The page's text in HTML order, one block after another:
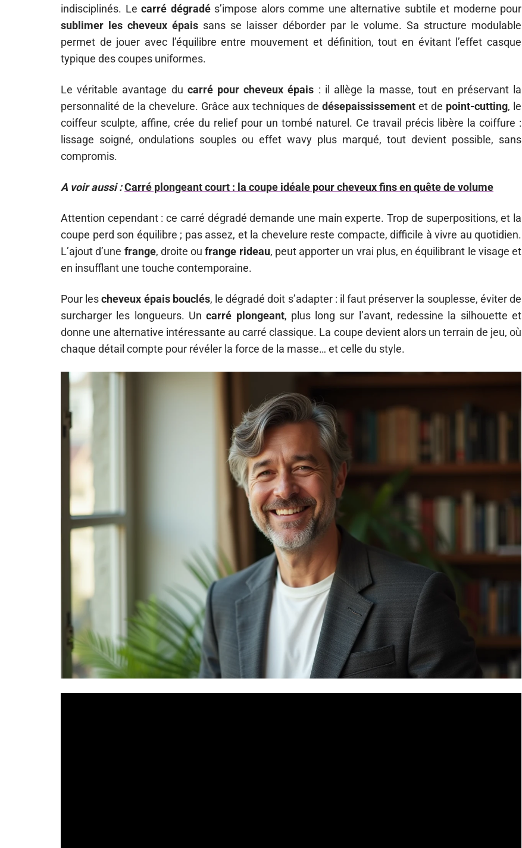
indisciplinés. Le carré dégradés’impose alors comme une alternative subtile et moderne pour
sublimer les cheveux épais sans se laisser déborder par le volume. Sa structure modulable
permet de jouer avec l’équilibre entre mouvement et définition, tout en évitant l’effet casque
typique des coupes uniformes.
Le véritable avantage du carré pour cheveux épais : il allège la masse, tout en préservant la
personnalité de la chevelure. Grâce aux techniques dedésepaississement et de point-cutting, le
coiffeur sculpte, affine, crée du relief pour un tombé naturel. Ce travail précis libère la coiffure :
lissage soigné, ondulations souples ou effet wavy plus marqué, tout devient possible, sans
compromis.
A voir aussi :Carré plongeant court : la coupe idéale pour cheveux fins en quête de volume
Attention cependant : ce carré dégradé demande une main experte. Trop de superpositions, et la
coupe perd son équilibre ; pas assez, et la chevelure reste compacte, difficile à vivre au quotidien.
L’ajout d’une frange, droite oufrange rideau, peut apporter un vrai plus, en équilibrant le visage et
en insufflant une touche contemporaine.
Pour lescheveux épais bouclés, le dégradé doit s’adapter : il faut préserver la souplesse, éviter de
surcharger les longueurs. Uncarré plongeant, plus long sur l’avant, redessine la silhouette et
donne une alternative intéressante au carré classique. La coupe devient alors un terrain de jeu, où
chaque détail compte pour révéler la force de la masse… et celle du style.